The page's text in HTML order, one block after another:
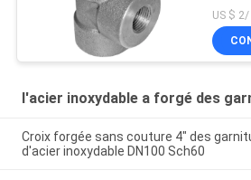
US $
l'acier inoxydable a forgé des
Croix forgée sans couture 4" des
d'acier inoxydable DN100 Sch60